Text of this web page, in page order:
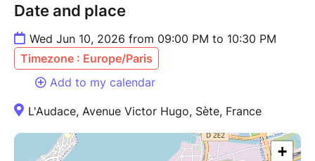
Date and place
Wed Jun 10, 2026 from 09:00 PM to 10:30 PM
Timezone : Europe/Paris
Add to my calendar
L'Audace, Avenue Victor Hugo, Sète, France
+